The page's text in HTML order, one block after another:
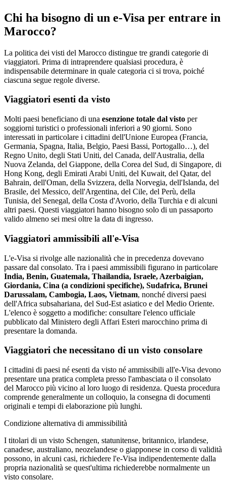
Chi ha bisogno di un e-Visa per entrare in
Marocco?
La politica dei visti del Marocco distingue tre grandi categorie di
viaggiatori. Prima di intraprendere qualsiasi procedura, è
indispensabile determinare in quale categoria ci si trova, poiché
ciascuna segue regole diverse.
Viaggiatori esenti da visto
Molti paesi beneficiano di una esenzione totale dal visto per
soggiorni turistici o professionali inferiori a 90 giorni. Sono
interessati in particolare i cittadini dell'Unione Europea (Francia,
Germania, Spagna, Italia, Belgio, Paesi Bassi, Portogallo…), del
Regno Unito, degli Stati Uniti, del Canada, dell'Australia, della
Nuova Zelanda, del Giappone, della Corea del Sud, di Singapore, di
Hong Kong, degli Emirati Arabi Uniti, del Kuwait, del Qatar, del
Bahrain, dell'Oman, della Svizzera, della Norvegia, dell'Islanda, del
Brasile, del Messico, dell'Argentina, del Cile, del Perù, della
Tunisia, del Senegal, della Costa d'Avorio, della Turchia e di alcuni
altri paesi. Questi viaggiatori hanno bisogno solo di un passaporto
valido almeno sei mesi oltre la data di ingresso.
Viaggiatori ammissibili all'e-Visa
L'e-Visa si rivolge alle nazionalità che in precedenza dovevano
passare dal consolato. Tra i paesi ammissibili figurano in particolare
India, Benin, Guatemala, Thailandia, Israele, Azerbaigian,
Giordania, Cina (a condizioni specifiche), Sudafrica, Brunei
Darussalam, Cambogia, Laos, Vietnam, nonché diversi paesi
dell'Africa subsahariana, del Sud-Est asiatico e del Medio Oriente.
L'elenco è soggetto a modifiche: consultare l'elenco ufficiale
pubblicato dal Ministero degli Affari Esteri marocchino prima di
presentare la domanda.
Viaggiatori che necessitano di un visto consolare
I cittadini di paesi né esenti da visto né ammissibili all'e-Visa devono
presentare una pratica completa presso l'ambasciata o il consolato
del Marocco più vicino al loro luogo di residenza. Questa procedura
comprende generalmente un colloquio, la consegna di documenti
originali e tempi di elaborazione più lunghi.
Condizione alternativa di ammissibilità
I titolari di un visto Schengen, statunitense, britannico, irlandese,
canadese, australiano, neozelandese o giapponese in corso di validità
possono, in alcuni casi, richiedere l'e-Visa indipendentemente dalla
propria nazionalità se quest'ultima richiederebbe normalmente un
visto consolare.